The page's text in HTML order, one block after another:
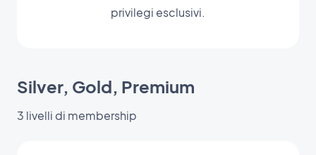
privilegi esclusivi.
Silver, Gold, Premium
3 livelli di membership